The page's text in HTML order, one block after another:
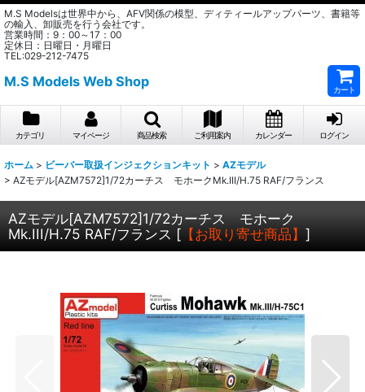
M.S Modelsは世界中から、AFV関係の模型、ディティールアップパーツ、書籍等
の輸入、卸販売を行う会社です。
営業時間：9：00～17：00
定休日：日曜日・月曜日
TEL:029-212-7475
M.S Models Web Shop
カート
カテゴリ マイページ 商品検索 ご利用案内 カレンダー ログイン
ホーム > ビーバー取扱インジェクションキット > AZモデル
> AZモデル[AZM7572]1/72カーチス モホークMk.III/H.75 RAF/フランス
AZモデル[AZM7572]1/72カーチス モホーク
Mk.III/H.75 RAF/フランス [ 【お取り寄せ商品】 ]